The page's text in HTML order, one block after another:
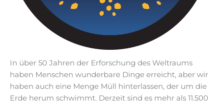
In über 50 Jahren der Erforschung des Weltraums
haben Menschen wunderbare Dinge erreicht, aber wir
haben auch eine Menge Müll hinterlassen, der um die
Erde herum schwimmt. Derzeit sind es mehr als 11.500